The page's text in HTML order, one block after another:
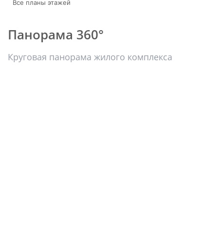
Все планы этажей
Панорама 360°
Круговая панорама жилого комплекса